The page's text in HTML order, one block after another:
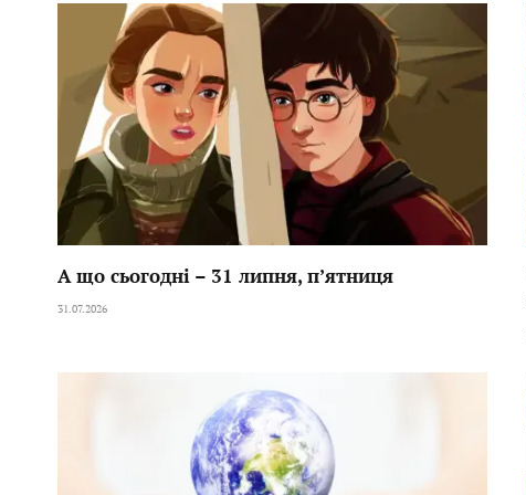
А що сьогодні – 31 липня, пʼятниця
31.07.2026